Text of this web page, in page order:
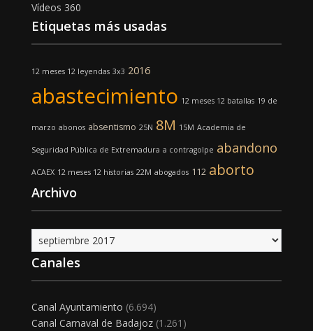
Vídeos 360
Etiquetas más usadas
12 meses 12 leyendas 3x3 2016
abastecimiento 12 meses 12 batallas 19 de
marzo abonos absentismo 25N 8M 15M Academia de
Seguridad Pública de Extremadura a contragolpe abandono
ACAEX 12 meses 12 historias 22M abogados 112 aborto
Archivo
Archivo
Canales
Canal Ayuntamiento (6.694)
Canal Carnaval de Badajoz(1.261)